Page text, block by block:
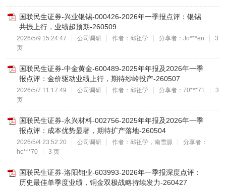
国联民生证券-兴业银锡-000426-2026年一季报点评：银锡
共振上行，业绩超预期-260509
2026/5/9 15:24:47 公司调研 作者：邱祖学 分享者：Jo***en
3
页
国联民生证券-中金黄金-600489-2025年年报及2026年一季
报点评：金价驱动业绩上行，期待纱岭投产-260507
2026/5/7 11:17:49 公司调研 作者：邱祖学 分享者：70***71
3
页
国联民生证券-永兴材料-002756-2025年年报及2026年一季
报点评：成本优势显著，期待扩产落地-260504
2026/5/4 23:52:20 公司调研 作者：邱祖学，南雪源
分享者：
hc***70
3 页
国联民生证券-洛阳钼业-603993-2026年一季报深度点评：
历史最佳单季度业绩，铜金双极战略持续发力-260427